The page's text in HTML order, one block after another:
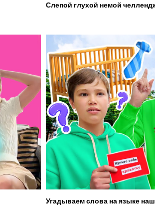
Слепой глухой немой
Угадываем слова на языке